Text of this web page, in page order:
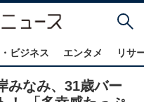
ビジネス エンタメ リサ
みなみ、31歳バー